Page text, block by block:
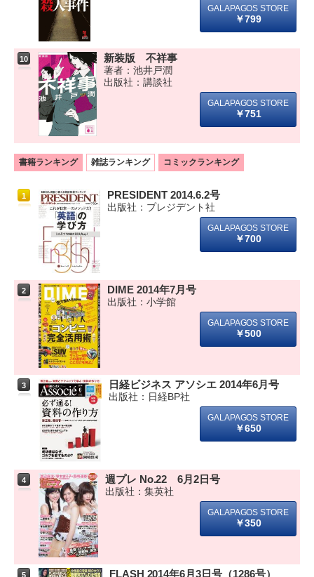
￥799
10 新装版 不祥事
著者：池井戸潤
出版社：講談社
￥751
書籍ランキング 雑誌ランキング コミックランキング
1 PRESIDENT 2014.6.2号
出版社：プレジデント社
￥700
2 DIME 2014年7月号
出版社：小学館
￥500
3 日経ビジネス アソシエ 2014年6月号
出版社：日経BP社
￥650
4 週プレ No.22 6月2日号
出版社：集英社
￥350
5 FLASH 2014年6月3日号（1286号）